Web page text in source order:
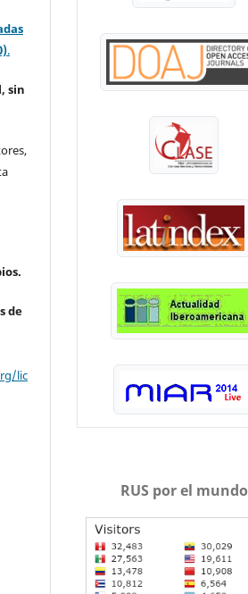
.
sin
de
lic
RUS por el mundo